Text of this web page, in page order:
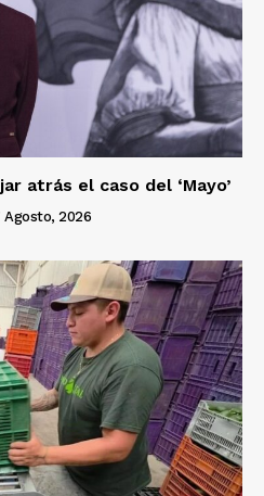
atrás el caso del ‘Mayo’
Agosto, 2026